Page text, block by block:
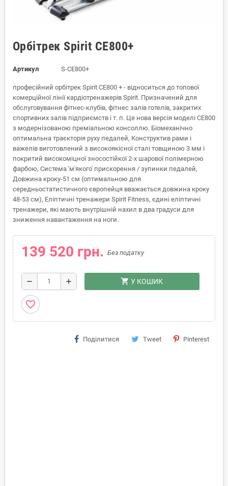
Орбітрек Spirit CE800+
Артикул S-CE800+
професійний орбітрек Spirit CE800 + - відноситься до топової
комерційної лінії кардіотренажерів Spirit. Призначений для
обслуговування фітнес-клубів, фітнес залів готелів, закритих
спортивних залів підприємств і т. п. Це нова версія моделі CE800
з модернізованою преміальною консоллю. Біомеханічно
оптимальна траєкторія руху педалей, Конструктив рами і
важелів виготовлений з високоякісної сталі товщиною 3 мм і
покритий високоміцної зносостійкої 2-х шарової полімерною
фарбою, Система 'м'якого' прискорення / зупинки педалей,
Довжина кроку-51 см (оптимальною для
середньостатистичного європейця вважається довжина кроку
48-53 см), Еліптичні тренажери Spirit Fitness, єдині еліптичні
тренажери, які мають внутрішній нахил в два градуси для
зниження навантаження на ноги.
139 520 грн. Без податку
remove add shopping_cart У КОШИК
favorite_border
Поділитися Tweet Pinterest